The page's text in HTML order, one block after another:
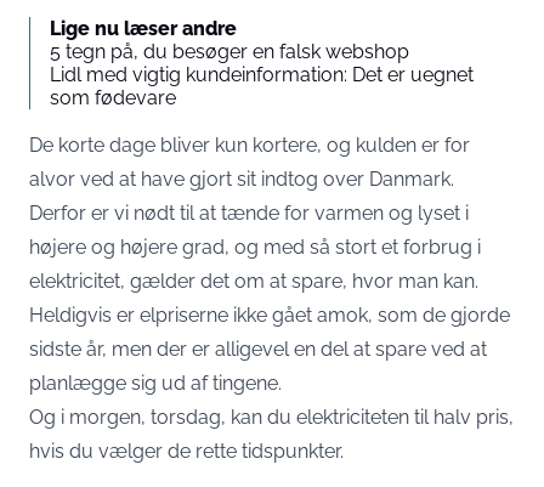
Lige nu læser andre
5 tegn på, du besøger en falsk webshop
Lidl med vigtig kundeinformation: Det er uegnet
som fødevare
De korte dage bliver kun kortere, og kulden er for
alvor ved at have gjort sit indtog over Danmark.
Derfor er vi nødt til at tænde for varmen og lyset i
højere og højere grad, og med så stort et forbrug i
elektricitet, gælder det om at spare, hvor man kan.
Heldigvis er elpriserne ikke gået amok, som de gjorde
sidste år, men der er alligevel en del at spare ved at
planlægge sig ud af tingene.
Og i morgen, torsdag, kan du elektriciteten til halv pris,
hvis du vælger de rette tidspunkter.